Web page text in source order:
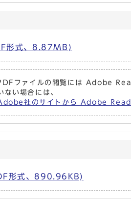
形式、8.87MB)
ファイルの閲覧には Adobe
ない場合には、
社のサイトから Adobe
形式、890.96KB)